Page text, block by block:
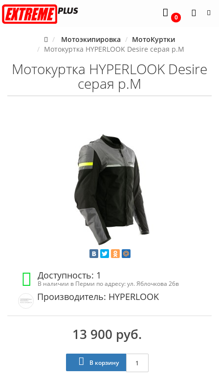
0
Мотоэкипировка
МотоКуртки
Мотокуртка HYPERLOOK Desire серая р.M
Мотокуртка HYPERLOOK Desire
серая р.M
Доступность: 1
В наличии в Перми по адресу: ул. Яблочкова 26в
Производитель: HYPERLOOK
13 900 руб.
В корзину